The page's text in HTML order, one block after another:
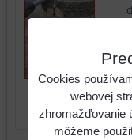
Cookies
webovej
zhromažďovanie
môžeme